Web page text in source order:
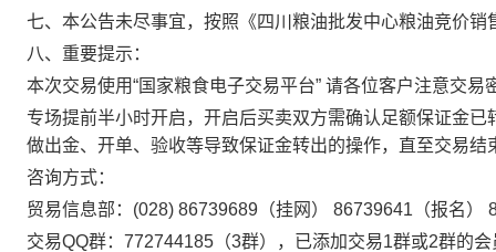
七、 本公告未尽事宜， 按照 《四川粮油批发中心粮油竞价销
八、重要提示：
本次交易使用“国家粮食电子交易平台” 请各位客户注意交易
专场提前半小时开启，开启后买卖双方需确认足额保证金
做出金、开单、验收等导致保证金转出的操作，直至交易结
咨询方式：
贸易信息部： (028) 86739689（挂网） 86739641（报名）
交易QQ群：772744185（3群），已添加交易1群或2群的